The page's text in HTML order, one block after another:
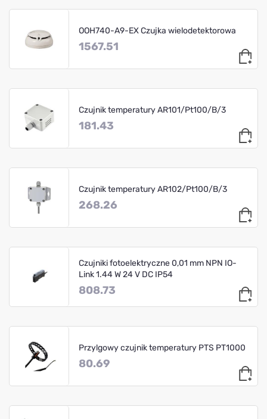
OOH740-A9-EX Czujka wielodetektorowa
1567.51
Czujnik temperatury AR101/Pt100/B/3
181.43
Czujnik temperatury AR102/Pt100/B/3
268.26
Czujniki fotoelektryczne 0,01 mm NPN IO-
Link 1.44 W 24 V DC IP54
808.73
Przylgowy czujnik temperatury PTS PT1000
80.69